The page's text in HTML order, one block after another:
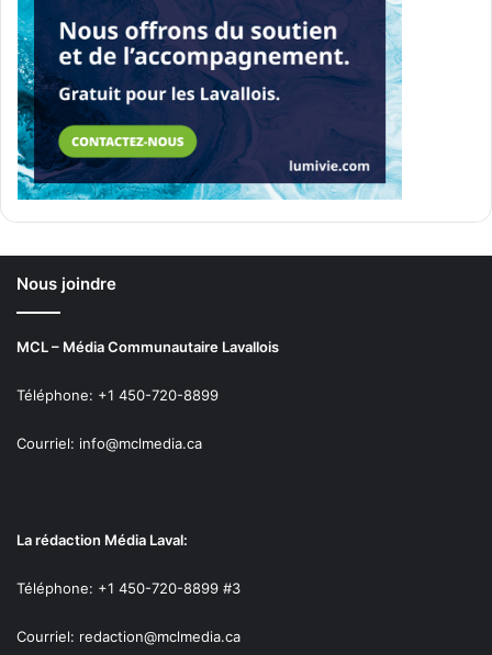
Nous joindre
MCL – Média Communautaire Lavallois
Téléphone: +1 450-720-8899
Courriel: info@mclmedia.ca
La rédaction Média Laval:
Téléphone: +1 450-720-8899 #3
Courriel: redaction@mclmedia.ca